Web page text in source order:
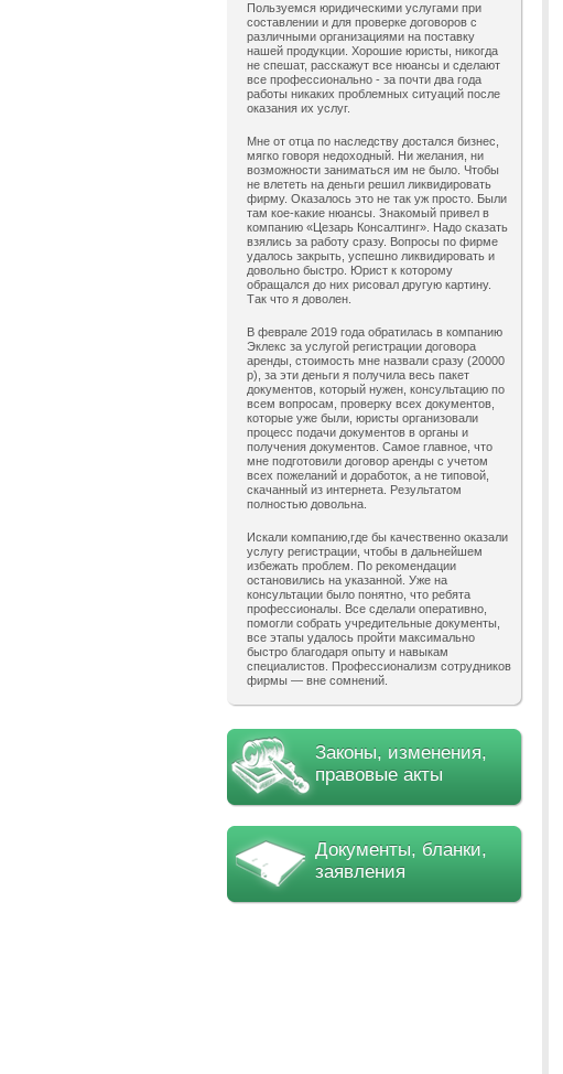
Пользуемся юридическими услугами при
составлении и для проверке договоров с
различными организациями на поставку
нашей продукции. Хорошие юристы, никогда
не спешат, расскажут все нюансы и сделают
все профессионально - за почти два года
работы никаких проблемных ситуаций после
оказания их услуг.
Мне от отца по наследству достался бизнес,
мягко говоря недоходный. Ни желания, ни
возможности заниматься им не было. Чтобы
не влететь на деньги решил ликвидировать
фирму. Оказалось это не так уж просто. Были
там кое-какие нюансы. Знакомый привел в
компанию «Цезарь Консалтинг». Надо сказать
взялись за работу сразу. Вопросы по фирме
удалось закрыть, успешно ликвидировать и
довольно быстро. Юрист к которому
обращался до них рисовал другую картину.
Так что я доволен.
В феврале 2019 года обратилась в компанию
Эклекс за услугой регистрации договора
аренды, стоимость мне назвали сразу (20000
р), за эти деньги я получила весь пакет
документов, который нужен, консультацию по
всем вопросам, проверку всех документов,
которые уже были, юристы организовали
процесс подачи документов в органы и
получения документов. Самое главное, что
мне подготовили договор аренды с учетом
всех пожеланий и доработок, а не типовой,
скачанный из интернета. Результатом
полностью довольна.
Искали компанию,где бы качественно оказали
услугу регистрации, чтобы в дальнейшем
избежать проблем. По рекомендации
остановились на указанной. Уже на
консультации было понятно, что ребята
профессионалы. Все сделали оперативно,
помогли собрать учредительные документы,
все этапы удалось пройти максимально
быстро благодаря опыту и навыкам
специалистов. Профессионализм сотрудников
фирмы — вне сомнений.
Законы, изменения,
правовые акты
Документы, бланки,
заявления